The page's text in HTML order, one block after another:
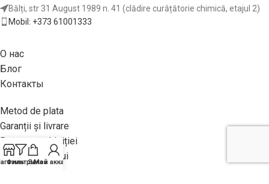
Bălți, str 31 August 1989 n. 41 (clădire curățătorie chimică, etajul 2)
Mobil: +373 61001333
О нас
Блог
Контакты
Metod de plata
Garanții și livrare
Returnea achiziției
Politica site-ului
ФильтрыЗаказ
Мой аккаунт